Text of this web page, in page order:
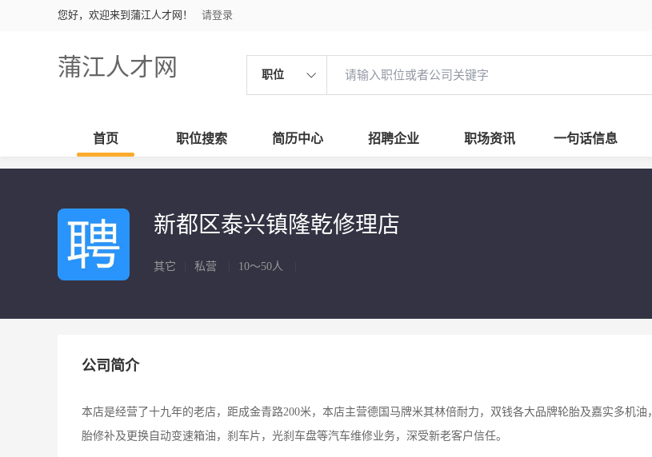
您好，欢迎来到蒲江人才网！ 请登录
蒲江人才网 职位
首页 职位搜索 简历中心 招聘企业 职场资讯 一句话信息
新都区泰兴镇隆乾修理店
其它 私营 10～50人
公司简介
本店是经营了十九年的老店，距成金青路200米，本店主营德国马牌米其林倍耐力，双钱各大品牌轮胎及嘉实多机油
胎修补及更换自动变速箱油，刹车片，光刹车盘等汽车维修业务，深受新老客户信任。